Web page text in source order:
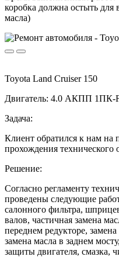
коробка должна остыть
масла)
Toyota Land Cruiser 150
Двигатель: 4.0 АКПП 1ПК-
Задача:
Клиент обратился к нам на
прохождения технического
Решение:
Согласно регламенту
проведены следующие
салонного фильтра,
валов, частичная замена
переднем редукторе,
замена масла в заднем
защиты двигателя, смазка,